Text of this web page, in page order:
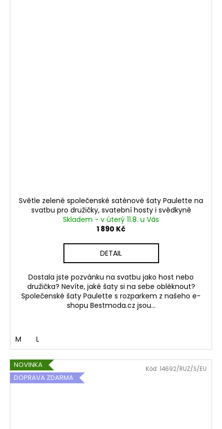
Světle zelené společenské saténové šaty Paulette na
svatbu pro družičky, svatební hosty i svědkyně
Skladem - v úterý 11.8. u Vás
1 890 Kč
DETAIL
Dostala jste pozvánku na svatbu jako host nebo
družička? Nevíte, jaké šaty si na sebe obléknout?
Společenské šaty Paulette s rozparkem z našeho e-
shopu Bestmoda.cz jsou...
M L
NOVINKA
DOPRAVA ZDARMA
Kód: 14692/RUZ/S/EU